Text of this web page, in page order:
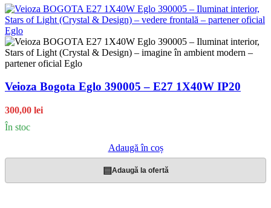
Veioza Bogota Eglo 390005 – E27 1X40W IP20
300,00 lei
În stoc
Adaugă în coș
▤Adaugă la ofertă